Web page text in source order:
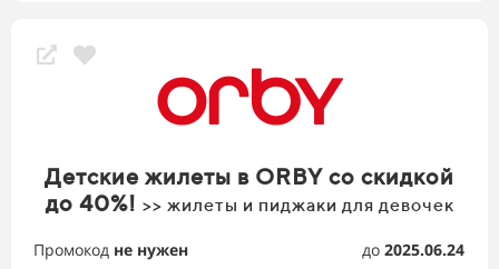
Детские жилеты в ORBY со скидкой
до 40%! >> жилеты и пиджаки для девочек
Промокод не нужен до 2025.06.24